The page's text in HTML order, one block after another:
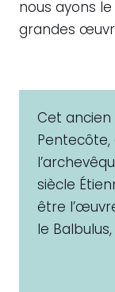
nous ayons
grandes
Cet ancien
siècle
être
le